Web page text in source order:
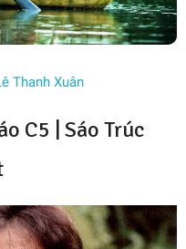
Thanh Xuân
C5 Sáo Trúc